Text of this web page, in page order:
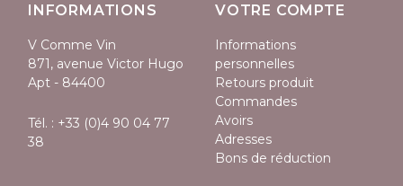
INFORMATIONS
V Comme Vin
871, avenue Victor Hugo
Apt - 84400
Tél. : +33 (0)4 90 04 77
38
VOTRE COMPTE
Informations
personnelles
Retours produit
Commandes
Avoirs
Adresses
Bons de réduction